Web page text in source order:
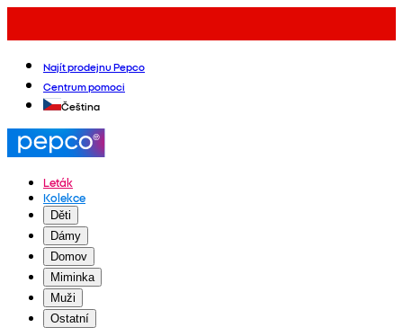
Najít prodejnu Pepco
Centrum pomoci
Čeština
Leták
Kolekce
Děti
Dámy
Domov
Miminka
Muži
Ostatní